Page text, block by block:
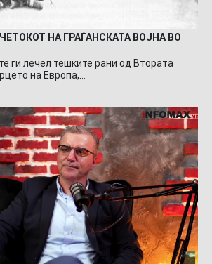
НА ГРАЃАНСКАТА ВОЈНА ВО
ги лечел тешките рани од Втората
на Европа,…